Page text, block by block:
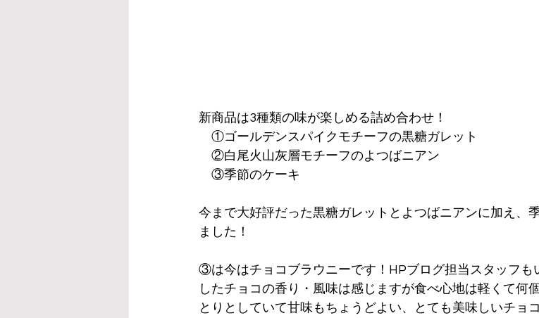
新商品は3種類の味が楽しめる詰め合わせ！
①ゴールデンスパイクモチーフの黒糖ガレット
②白尾火山灰層モチーフのよつばニアン
③季節のケーキ
今まで大好評だった黒糖ガレットとよつばニアンに加え、
ました！
③は今はチョコブラウニーです！HPブログ担当スタッフも
したチョコの香り・風味は感じますが食べ心地は軽くて何
とりとしていて甘味もちょうどよい、とても美味しいチョ